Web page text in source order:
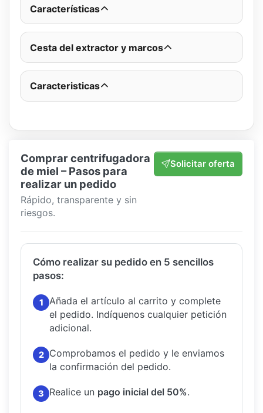
Características
Cesta del extractor y marcos
Caracteristicas
Comprar centrifugadora
de miel – Pasos para
realizar un pedido
Rápido, transparente y sin
riesgos.
Solicitar oferta
Cómo realizar su pedido en 5 sencillos
pasos:
1
Añada el artículo al carrito y complete
el pedido. Indíquenos cualquier petición
adicional.
2
Comprobamos el pedido y le enviamos
la confirmación del pedido.
3 Realice un pago inicial del 50%.